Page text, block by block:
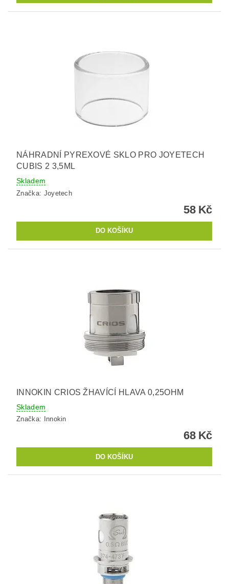
NÁHRADNÍ PYREXOVÉ SKLO PRO JOYETECH
CUBIS 2 3,5ML
Skladem
Značka: Joyetech
58 Kč
INNOKIN CRIOS ŽHAVÍCÍ HLAVA 0,25OHM
Skladem
Značka: Innokin
68 Kč